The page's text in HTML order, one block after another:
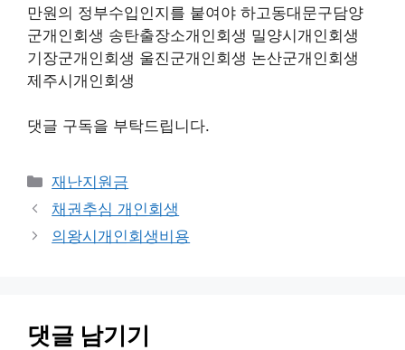
만원의 정부수입인지를 붙여야 하고동대문구담양
군개인회생 송탄출장소개인회생 밀양시개인회생
기장군개인회생 울진군개인회생 논산군개인회생
제주시개인회생
댓글 구독을 부탁드립니다.
카
테
리
재난지원금
채권추심 개인회생
의왕시개인회생비용
댓글 남기기